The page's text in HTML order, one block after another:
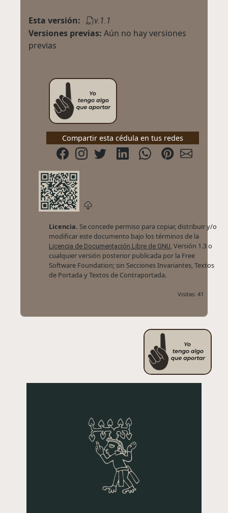
Esta versión: v.1.1
Versiones previas: Aún no hay versiones
previas
Compartir esta cédula en tus redes
Licencia. Se concede permiso para copiar, distribuir y/o
modificar este documento bajo los términos de la
Licencia de Documentación Libre de GNU, Versión 1.3 o
cualquier versión posterior publicada por la Free
Software Foundation; sin Secciones Invariantes, Textos
de Portada y Textos de Contraportada.
Visitas: 41